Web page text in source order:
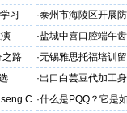
习 ·泰州市海陵区开展
·盐城中喜口腔端午
礼，种出健康长寿牙
之路 ·无锡雅思托福培训
·出口白芸豆代加工
贴牌
C ·什么是PQQ？它是